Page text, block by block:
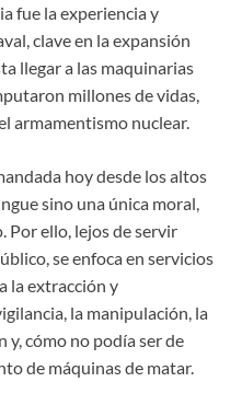
fue la experiencia y
clave en la expansión
llegar a las maquinarias
millones de vidas,
armamentismo nuclear.
hoy desde los altos
sino una única moral,
Por ello, lejos de servir
se enfoca en servicios
la extracción y
la manipulación, la
cómo no podía ser de
de máquinas de matar.